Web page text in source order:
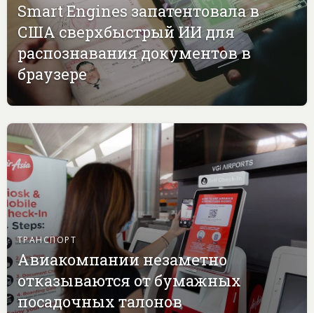
Smart Engines запатентовала в
США сверхбыстрый ИИ для
распознавания документов в
браузере
ТРАНСПОРТ
Авиакомпании незаметно
отказываются от бумажных
посадочных талонов